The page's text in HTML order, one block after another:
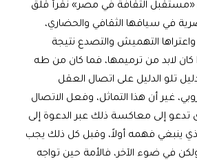
الثقافة في مصر» نقرأ قلق
في سياقها الثقافي والحضاري،
التهميش والتصدع نتيجة
كان لابد من ترميمها، فما كان من طه
تلو الدليل على اتصال العقل
غير أن هذا التماثل، وفعل الاتصال
تدعو إلى معاكسة ذلك عبر الدعوة إلى
ينبغي فهمه أولاً، وقبل كل ذلك يجب
ولكن في ضوء الآخر، فالأمة حين تواجه